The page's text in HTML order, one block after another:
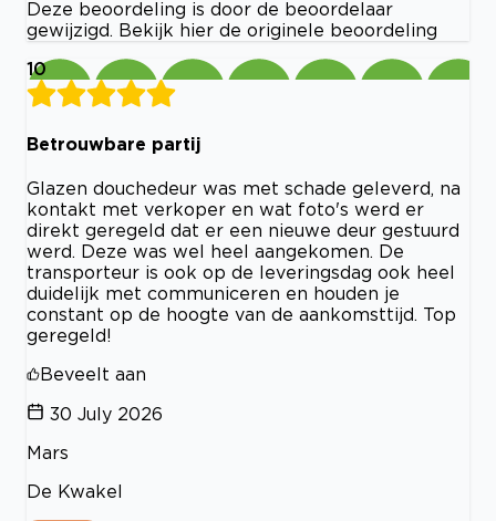
Deze beoordeling is door de beoordelaar
gewijzigd. Bekijk hier de originele beoordeling
10
Betrouwbare partij
Glazen douchedeur was met schade geleverd, na
kontakt met verkoper en wat foto's werd er
direkt geregeld dat er een nieuwe deur gestuurd
werd. Deze was wel heel aangekomen. De
transporteur is ook op de leveringsdag ook heel
duidelijk met communiceren en houden je
constant op de hoogte van de aankomsttijd. Top
geregeld!
Beveelt aan
30 July 2026
Mars
De Kwakel